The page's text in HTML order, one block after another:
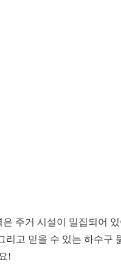
주거 시설이 밀집되어
고 믿을 수 있는 하수구
!